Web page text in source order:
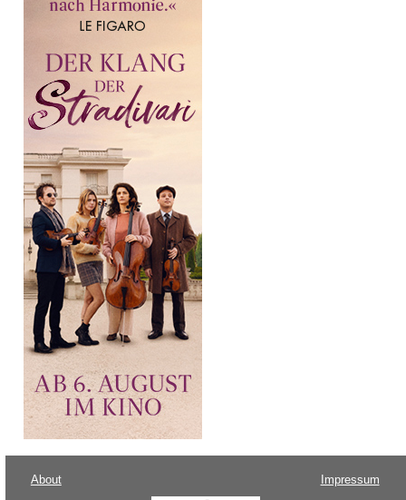
About Impressum